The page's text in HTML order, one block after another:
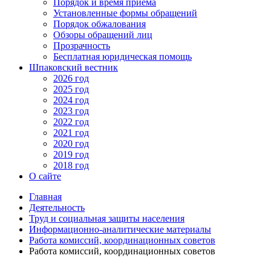
Порядок и время приема
Установленные формы обращений
Порядок обжалования
Обзоры обращений лиц
Прозрачность
Бесплатная юридическая помощь
Шпаковский вестник
2026 год
2025 год
2024 год
2023 год
2022 год
2021 год
2020 год
2019 год
2018 год
О сайте
Главная
Деятельность
Труд и социальная защиты населения
Информационно-аналитические материалы
Работа комиссий, координационных советов
Работа комиссий, координационных советов